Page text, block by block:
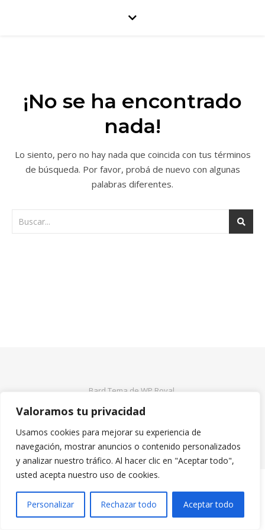
Valoramos tu privacidad
Usamos cookies para mejorar su experiencia de
navegación, mostrar anuncios o contenido personalizados
y analizar nuestro tráfico. Al hacer clic en "Aceptar todo",
usted acepta nuestro uso de cookies.
Personalizar Rechazar todo Aceptar todo
¡No se ha encontrado
nada!
Lo siento, pero no hay nada que coincida con tus términos
de búsqueda. Por favor, probá de nuevo con algunas
palabras diferentes.
Bard Tema de WP Royal
VOLVER ARRIBA